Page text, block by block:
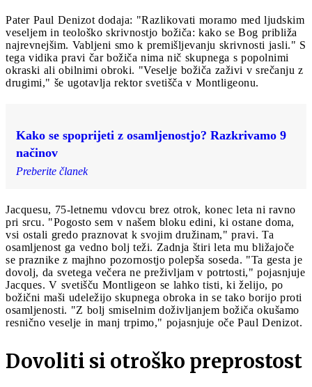
Pater Paul Denizot dodaja: "Razlikovati moramo med ljudskim
veseljem in teološko skrivnostjo božiča: kako se Bog približa
najrevnejšim. Vabljeni smo k premišljevanju skrivnosti jasli." S
tega vidika pravi čar božiča nima nič skupnega s popolnimi
okraski ali obilnimi obroki. "Veselje božiča zaživi v srečanju z
drugimi," še ugotavlja rektor svetišča v Montligeonu.
Kako se spoprijeti z osamljenostjo? Razkrivamo 9
načinov
Preberite članek
Jacquesu, 75-letnemu vdovcu brez otrok, konec leta ni ravno
pri srcu. "Pogosto sem v našem bloku edini, ki ostane doma,
vsi ostali gredo praznovat k svojim družinam," pravi. Ta
osamljenost ga vedno bolj teži. Zadnja štiri leta mu bližajoče
se praznike z majhno pozornostjo polepša soseda. "Ta gesta je
dovolj, da svetega večera ne preživljam v potrtosti," pojasnjuje
Jacques. V svetišču Montligeon se lahko tisti, ki želijo, po
božični maši udeležijo skupnega obroka in se tako borijo proti
osamljenosti. "Z bolj smiselnim doživljanjem božiča okušamo
resnično veselje in manj trpimo," pojasnjuje oče Paul Denizot.
Dovoliti si otroško preprostost